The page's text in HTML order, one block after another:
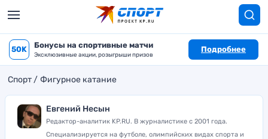
50K Бонусы на спортивные матчи
Эксклюзивные акции, розыгрыши призов
Подробнее
Спорт Фигурное катание
Евгений Несын
Редактор-аналитик KP.RU. В журналистике с 2001 года.
Специализируется на футболе, олимпийских видах спорта и